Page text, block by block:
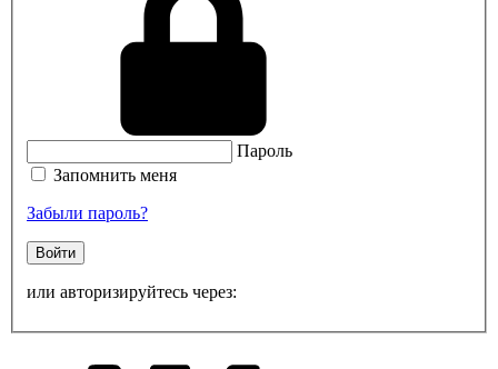
Пароль
Запомнить меня
Забыли пароль?
Войти
или авторизируйтесь через: